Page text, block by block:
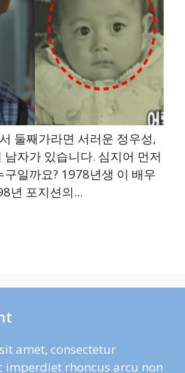
둘째가라면 서러운 정우성,
자가 있습니다. 심지어 먼저
일까요? 1978년생 이 배우
년 포지션의...
amet, consectetur
imperdiet rhoncus arcu non